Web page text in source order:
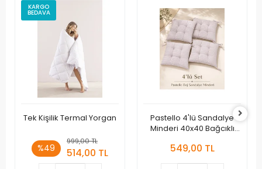
KARGO
BEDAVA
Tek Kişilik Termal Yorgan
%49
999,00 TL
514,00 TL
Pastello 4'lü Sandalye
Minderi 40x40 Bağcıklı
Yıkanabilir Bahçe Balkon
549,00 TL